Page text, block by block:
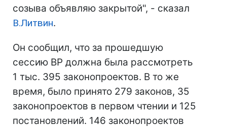
созыва объявляю закрытой", - сказал
В.Литвин.
Он сообщил, что за прошедшую
сессию ВР должна была рассмотреть
1 тыс. 395 законопроектов. В то же
время, было принято 279 законов, 35
законопроектов в первом чтении и 125
постановлений. 146 законопроектов